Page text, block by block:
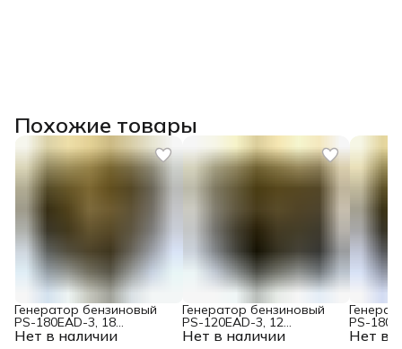
Похожие товары
Нет в наличии
Генератор бензиновый
PS-180EAD-3, 18
кВт,230/400 В, 65л, Нет в наличии
Генератор бензиновый
PS-120EAD-3, 12
кВт,230/400 В, 40л, Нет в
PS-
65л,